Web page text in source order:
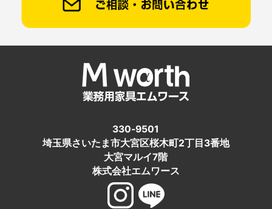
330-9501
埼玉県さいたま市大宮区桜木町2丁目3番地
大宮マルイ7階
株式会社エムワース